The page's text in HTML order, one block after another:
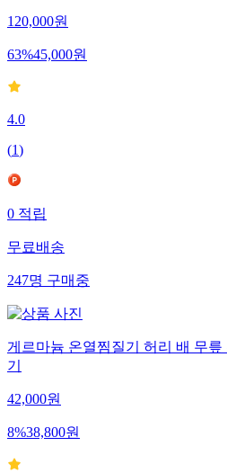
120,000원
63%45,000원
4.0
(1)
0적립
무료배송
247명구매중
게르마늄 온열찜질기 허리 배 무
기
42,000원
8%38,800원